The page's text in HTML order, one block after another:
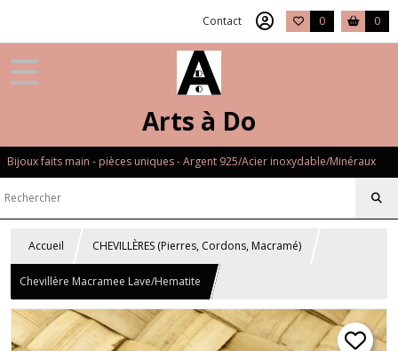
Contact 0 0
Arts à Do
Bijoux faits main - pièces uniques - Argent 925/Acier inoxydable/Minéraux
Accueil CHEVILLÈRES (Pierres, Cordons, Macramé)
Chevillère Macramee Lave/Hematite